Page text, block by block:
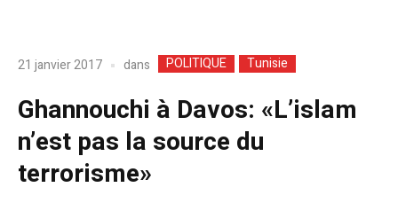
21 janvier 2017 dans POLITIQUE Tunisie
Ghannouchi à Davos: «L’islam
n’est pas la source du
terrorisme»